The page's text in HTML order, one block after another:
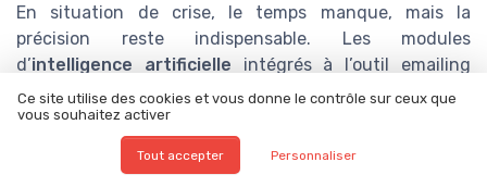
En situation de crise, le temps manque, mais la
précision reste indispensable. Les modules
d’intelligence artificielle intégrés à l’outil emailing
weloveformationmarketing peuvent aider àoptimiser
la rédaction et la diffusion, tout en laissant la décision
finale à la direction de la communication.
Ce site utilise des cookies et vous donne le contrôle sur ceux que
vous souhaitez activer
Tout accepter Personnaliser